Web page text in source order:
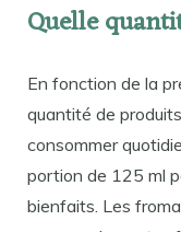
Quelle
En fonction de la
quantité de
consommer
portion de 125 ml
bienfaits. Les